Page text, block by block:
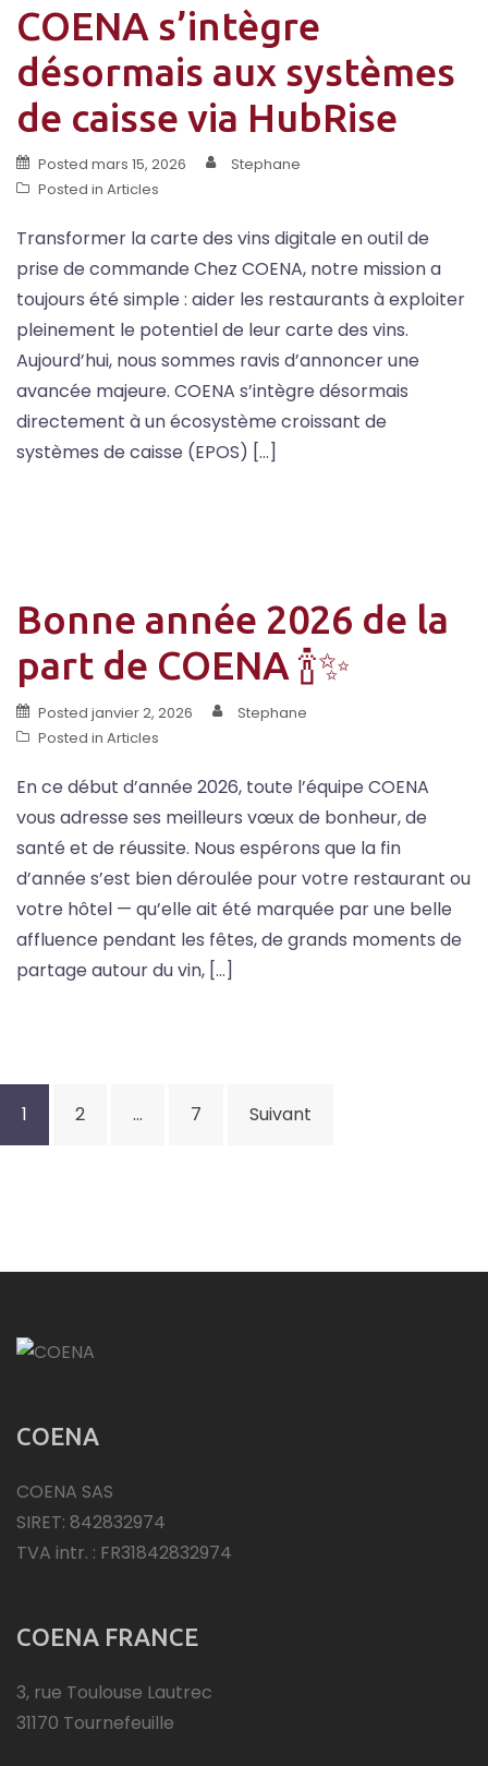
COENA s’intègre
désormais aux systèmes
de caisse via HubRise
Posted mars 15, 2026
Stephane
Posted in Articles
Transformer la carte des vins digitale en outil de
prise de commande Chez COENA, notre mission a
toujours été simple : aider les restaurants à exploiter
pleinement le potentiel de leur carte des vins.
Aujourd’hui, nous sommes ravis d’annoncer une
avancée majeure. COENA s’intègre désormais
directement à un écosystème croissant de
systèmes de caisse (EPOS) […]
Bonne année 2026 de la
part de COENA 🍾✨
Posted janvier 2, 2026
Stephane
Posted in Articles
En ce début d’année 2026, toute l’équipe COENA
vous adresse ses meilleurs vœux de bonheur, de
santé et de réussite. Nous espérons que la fin
d’année s’est bien déroulée pour votre restaurant ou
votre hôtel — qu’elle ait été marquée par une belle
affluence pendant les fêtes, de grands moments de
partage autour du vin, […]
Pagination
des
1 2 … 7 Suivant
COENA
COENA SAS
SIRET: 842832974
TVA intr. : FR31842832974
COENA FRANCE
3, rue Toulouse Lautrec
31170 Tournefeuille